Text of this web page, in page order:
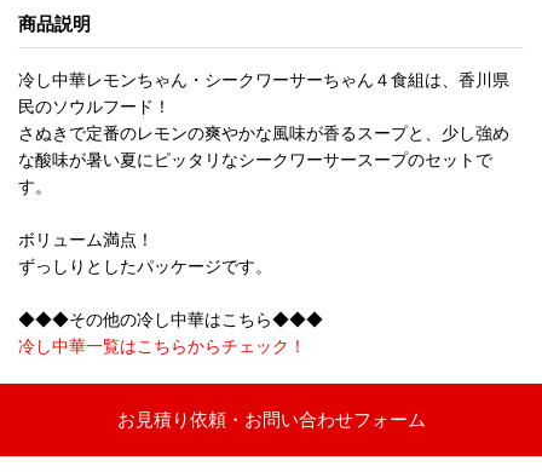
商品説明
冷し中華レモンちゃん・シークワーサーちゃん４食組は、香川県
民のソウルフード！
さぬきで定番のレモンの爽やかな風味が香るスープと、少し強め
な酸味が暑い夏にピッタリなシークワーサースープのセットで
す。
ボリューム満点！
ずっしりとしたパッケージです。
◆◆◆その他の冷し中華はこちら◆◆◆
冷し中華一覧はこちらからチェック！
お見積り依頼・お問い合わせフォーム